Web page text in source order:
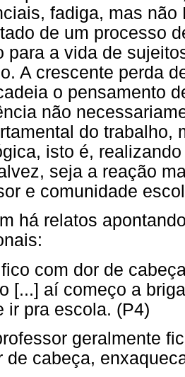
fadiga, mas
de um processo
para a vida de
A crescente perda
o pensamento
não
do trabalho,
isto é,
seja a reação
e comunidade
há relatos
com dor de
[...] aí começo a
ir pra escola. (P4)
geralmente
de cabeça,